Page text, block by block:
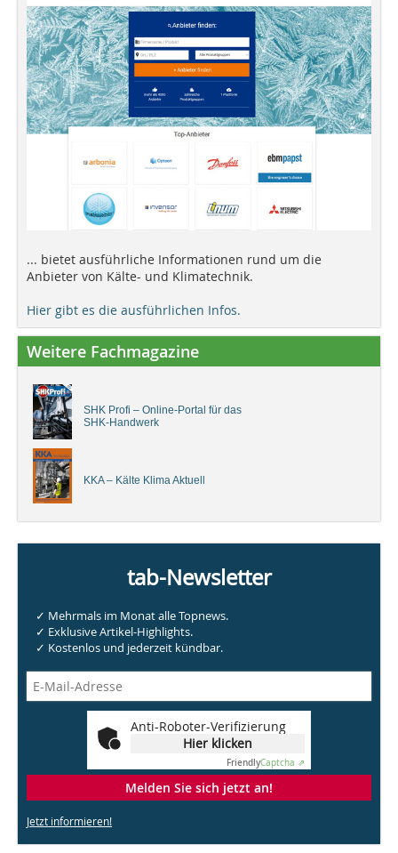
... bietet ausführliche Informationen rund um die
Anbieter von Kälte- und Klimatechnik.
Hier gibt es die ausführlichen Infos.
Weitere Fachmagazine
SHK Profi – Online-Portal für das
SHK-Handwerk
KKA – Kälte Klima Aktuell
tab-Newsletter
✓ Mehrmals im Monat alle Topnews.
✓ Exklusive Artikel-Highlights.
✓ Kostenlos und jederzeit kündbar.
Anti-Roboter-Verifizierung
Hier klicken
FriendlyCaptcha ⇗
Melden Sie sich jetzt an!
Jetzt informieren!